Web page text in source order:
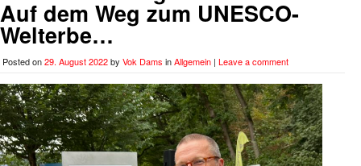
Auf dem Weg zum UNESCO-
Welterbe…
Posted on29. August 2022by Vok Dams inAllgemein | Leave a comment